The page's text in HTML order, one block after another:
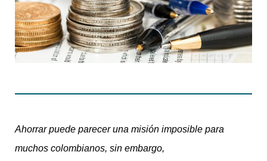
Ahorrar puede parecer una misión imposible para
muchos colombianos, sin embargo,